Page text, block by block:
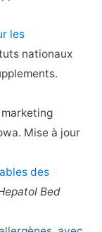
les
nationaux
Mise à jour
des
Bed